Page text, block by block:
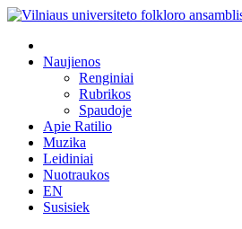
Naujienos
Renginiai
Rubrikos
Spaudoje
Apie Ratilio
Muzika
Leidiniai
Nuotraukos
EN
Susisiek